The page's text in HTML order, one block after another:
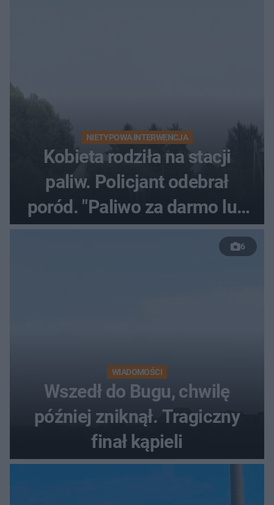
NIETYPOWA INTERWENCJA
Kobieta rodziła na stacji
paliw. Policjant odebrał
poród. "Paliwo za darmo lub
50 %!"
6
WIADOMOŚCI
Wszedł do Bugu, chwilę
później zniknął. Tragiczny
finał kąpieli